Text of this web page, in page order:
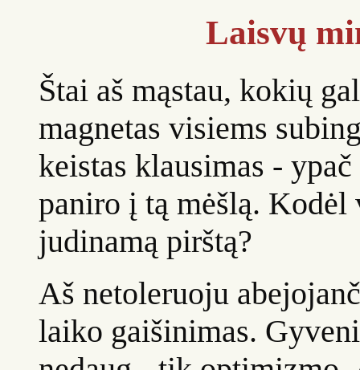
Laisvų
Štai aš mąstau, kokių
magnetas visiems
keistas klausimas -
paniro į tą mėšlą.
judinamą pirštą?
Aš netoleruoju
laiko gaišinimas.